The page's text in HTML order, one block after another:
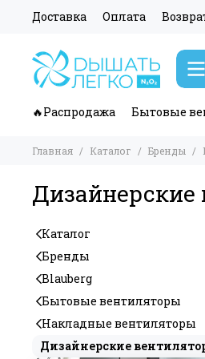
Доставка Оплата
🔥Распродажа Бытовые
Главная Каталог Бренды
Каталог
Бренды
Blauberg
Бытовые вентиляторы
Накладные вентиляторы
Дизайнерские